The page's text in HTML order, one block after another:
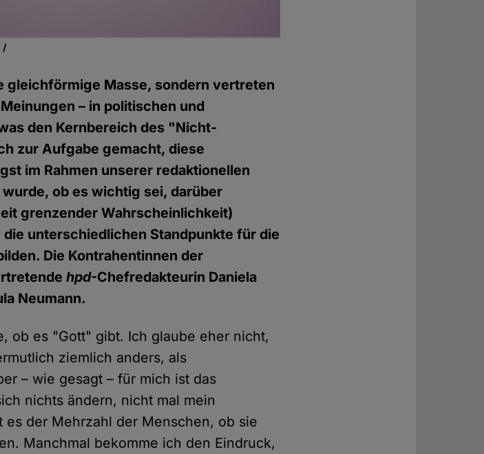
/
gleichförmige Masse, sondern vertreten
– in politischen und
den Kernbereich des "Nicht-
zur Aufgabe gemacht, diese
im Rahmen unserer redaktionellen
ob es wichtig sei, darüber
grenzender Wahrscheinlichkeit)
unterschiedlichen Standpunkte für die
Die Kontrahentinnen der
hpd-Chefredakteurin Daniela
Neumann.
ob es "Gott" gibt. Ich glaube eher nicht,
ziemlich anders, als
– wie gesagt – für mich ist das
nichts ändern, nicht mal mein
der Mehrzahl der Menschen, ob sie
Manchmal bekomme ich den Eindruck,